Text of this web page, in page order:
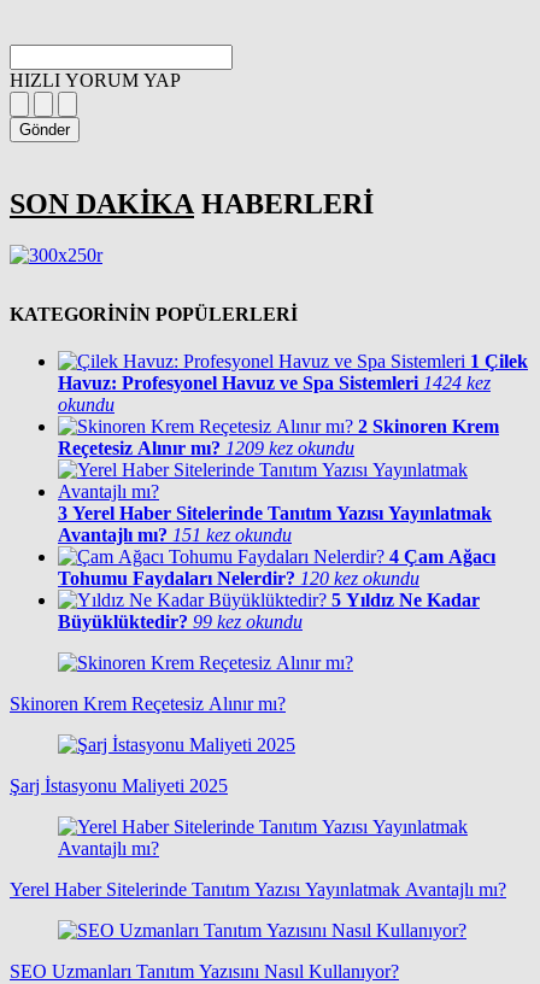
HIZLI YORUM YAP
Gönder
SON DAKİKA HABERLERİ
KATEGORİNİN POPÜLERLERİ
1 Çilek
Havuz: Profesyonel Havuz ve Spa Sistemleri 1424 kez
okundu
2 Skinoren Krem
Reçetesiz Alınır mı? 1209 kez okundu
3 Yerel Haber Sitelerinde Tanıtım Yazısı Yayınlatmak
Avantajlı mı? 151 kez okundu
4 Çam Ağacı
Tohumu Faydaları Nelerdir? 120 kez okundu
5 Yıldız Ne Kadar
Büyüklüktedir? 99 kez okundu
Skinoren Krem Reçetesiz Alınır mı?
Şarj İstasyonu Maliyeti 2025
Yerel Haber Sitelerinde Tanıtım Yazısı Yayınlatmak Avantajlı mı?
SEO Uzmanları Tanıtım Yazısını Nasıl Kullanıyor?